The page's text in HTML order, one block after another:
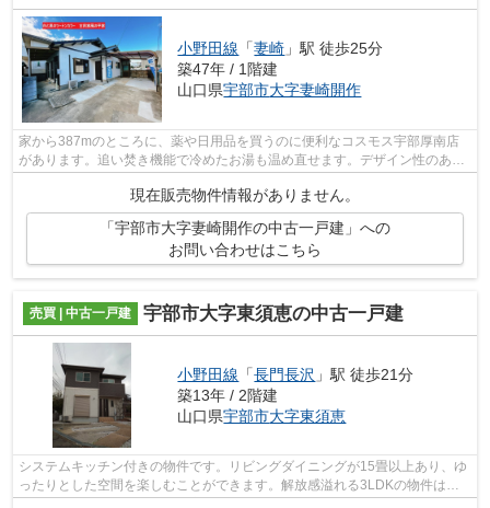
小野田線 「妻崎 」駅 徒歩25分
築47年 / 1階建
山口県宇部市大字妻崎開作
家から387mのところに、薬や日用品を買うのに便利なコスモス宇部厚南店
があります。追い焚き機能で冷めたお湯も温め直せます。デザイン性のある
システムキッチン付きなので、キッチン...
現在販売物件情報がありません。
「宇部市大字妻崎開作の中古一戸建」への
お問い合わせはこちら
売買 | 中古一戸建 宇部市大字東須恵の中古一戸建
小野田線 「長門長沢 」駅 徒歩21分
築13年 / 2階建
山口県宇部市大字東須恵
システムキッチン付きの物件です。リビングダイニングが15畳以上あり、ゆ
ったりとした空間を楽しむことができます。解放感溢れる3LDKの物件はこ